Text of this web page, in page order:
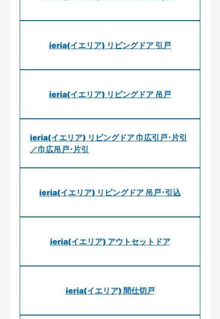
ieria(イエリア) リビングドア 引戸
ieria(イエリア) リビングドア 吊戸
ieria(イエリア) リビングドア 巾広引戸･片引
／巾広吊戸･片引
ieria(イエリア) リビングドア 吊戸･引込
ieria(イエリア) アウトセットドア
ieria(イエリア) 間仕切戸